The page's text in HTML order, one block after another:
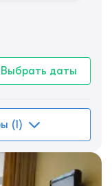
Выбрать даты
(1)